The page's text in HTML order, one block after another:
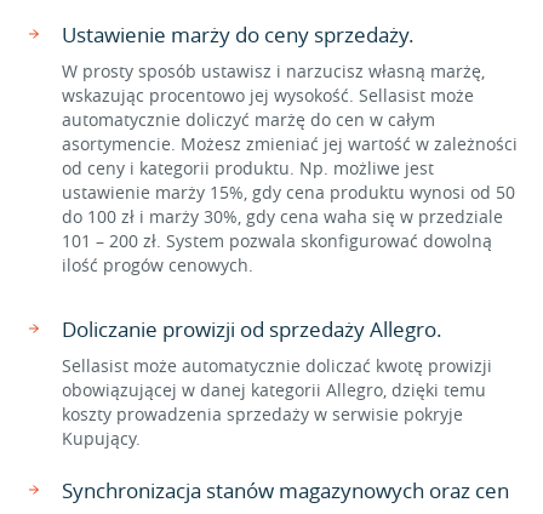
Ustawienie marży do ceny sprzedaży.
W prosty sposób ustawisz i narzucisz własną marżę,
wskazując procentowo jej wysokość. Sellasist może
automatycznie doliczyć marżę do cen w całym
asortymencie. Możesz zmieniać jej wartość w zależności
od ceny i kategorii produktu. Np. możliwe jest
ustawienie marży 15%, gdy cena produktu wynosi od 50
do 100 zł i marży 30%, gdy cena waha się w przedziale
101 – 200 zł. System pozwala skonfigurować dowolną
ilość progów cenowych.
Doliczanie prowizji od sprzedaży Allegro.
Sellasist może automatycznie doliczać kwotę prowizji
obowiązującej w danej kategorii Allegro, dzięki temu
koszty prowadzenia sprzedaży w serwisie pokryje
Kupujący.
Synchronizacja stanów magazynowych oraz cen